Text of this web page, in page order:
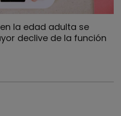
la edad adulta se
declive de la función